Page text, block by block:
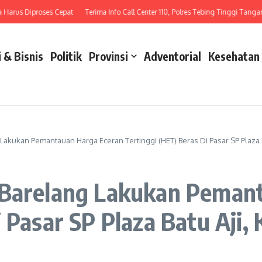
Diproses Cepat Terima Info Call Center 110, Polres Tebing Tinggi Tangani
& Bisnis Politik Provinsi Adventorial Kesehatan
Pemantauan Harga Eceran Tertinggi (HET) Beras Di Pasar SP Plaza
Lakukan
SP Plaza Batu Aji,